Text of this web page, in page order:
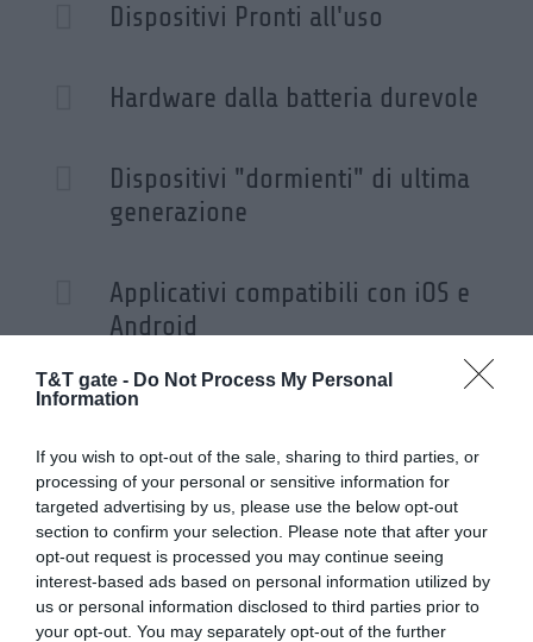
T&T gate - Do Not Process My Personal
Information
If you wish to opt-out of the sale, sharing to third parties, or
processing of your personal or sensitive information for
targeted advertising by us, please use the below opt-out
section to confirm your selection. Please note that after your
opt-out request is processed you may continue seeing
interest-based ads based on personal information utilized by
us or personal information disclosed to third parties prior to
your opt-out. You may separately opt-out of the further
Dispositivi Pronti all'uso
Hardware dalla batteria durevole
Dispositivi "dormienti" di ultima
generazione
Applicativi compatibili con iOS e
Android
SCOPRI I PRODOTTI